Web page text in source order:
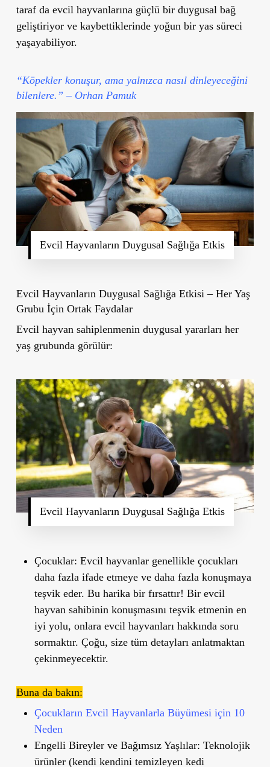
taraf da evcil hayvanlarına güçlü bir duygusal bağ
geliştiriyor ve kaybettiklerinde yoğun bir yas süreci
yaşayabiliyor.
“Köpekler konuşur, ama yalnızca nasıl dinleyeceğini
bilenlere.” – Orhan Pamuk
Evcil Hayvanların Duygusal Sağlığa Etkis
Evcil Hayvanların Duygusal Sağlığa Etkisi – Her Yaş
Grubu İçin Ortak Faydalar
Evcil hayvan sahiplenmenin duygusal yararları her
yaş grubunda görülür:
Evcil Hayvanların Duygusal Sağlığa Etkis
Çocuklar: Evcil hayvanlar genellikle çocukları
daha fazla ifade etmeye ve daha fazla konuşmaya
teşvik eder. Bu harika bir fırsattır! Bir evcil
hayvan sahibinin konuşmasını teşvik etmenin en
iyi yolu, onlara evcil hayvanları hakkında soru
sormaktır. Çoğu, size tüm detayları anlatmaktan
çekinmeyecektir.
Buna da bakın:
Çocukların Evcil Hayvanlarla Büyümesi için 10
Neden
Engelli Bireyler ve Bağımsız Yaşlılar: Teknolojik
ürünler (kendi kendini temizleyen kedi